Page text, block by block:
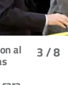
3/ 8
al